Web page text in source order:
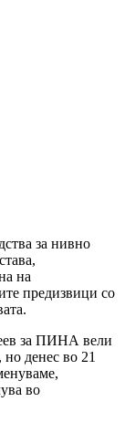
за нивно
на
предизвици со
за ПИНА вели
денес во 21
во